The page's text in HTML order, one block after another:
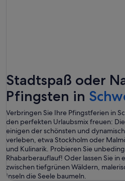
Stadtspaß oder
Pfingsten in
Verbringen Sie Ihre Pfingstferien in
den perfekten Urlaubsmix freuen:
einigen der schönsten und
verleben, etwa Stockholm oder
und Kulinarik. Probieren Sie
Rhabarberauflauf! Oder lassen Sie in
zwischen tiefgrünen Wäldern,
Inseln die Seele baumeln.